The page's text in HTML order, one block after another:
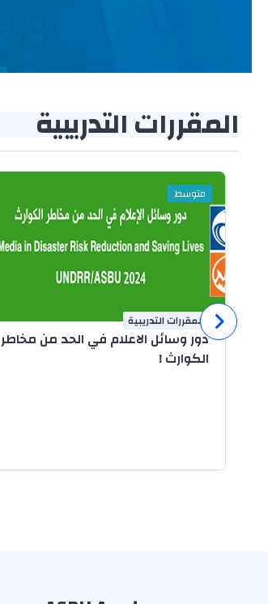
المقررات التدريبية
متوسط
المقررات التدريبية
دور وسائل الاعلام في الحد من مخاطر
الكوارث !